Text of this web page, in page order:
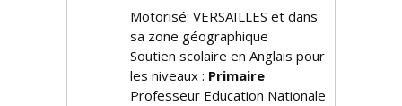
Motorisé: VERSAILLES et dans
sa zone géographique
Soutien scolaire en Anglais pour
les niveaux : Primaire
Professeur Education Nationale